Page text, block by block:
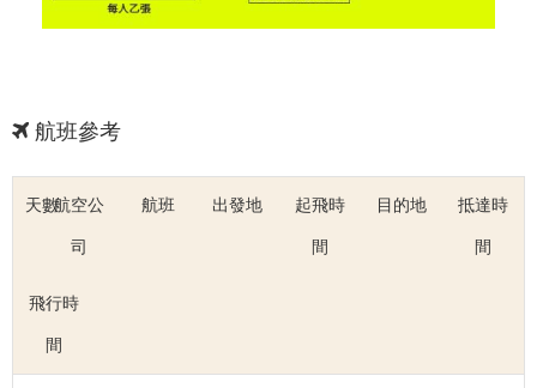
航班參考
天數航空公
司
航班 出發地 起飛時
間
目的地 抵達時
間
飛行時
間